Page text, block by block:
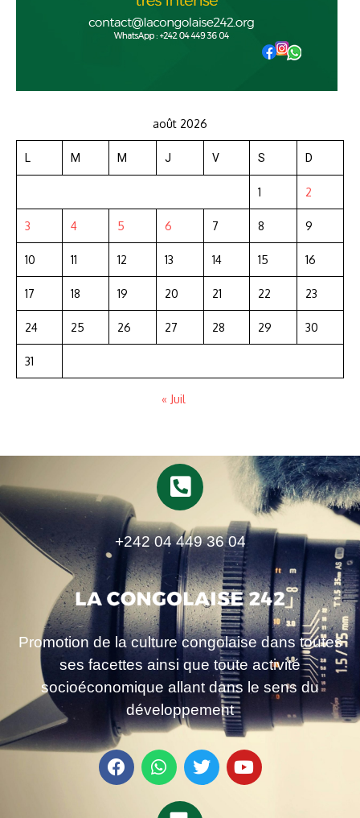
août 2026
L M M J V S D
1 2
3 4 5 6 7 8 9
10 11 12 13 14 15 16
17 18 19 20 21 22 23
24 25 26 27 28 29 30
31
« Juil
+242 04 449 36 04
Promotion de la culture congolaise dans toutes
ses facettes ainsi que toute activité
socioéconomique allant dans le sens du
développement